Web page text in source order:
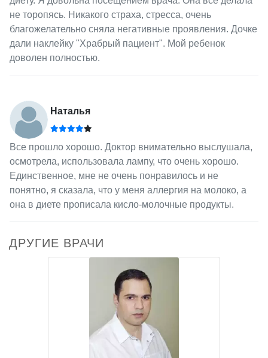
не торопясь. Никакого страха, стресса, очень
благожелательно сняла негативные проявления. Дочке
дали наклейку "Храбрый пациент". Мой ребенок
доволен полностью.
Наталья
Все прошло хорошо. Доктор внимательно выслушала,
осмотрела, использовала лампу, что очень хорошо.
Единственное, мне не очень понравилось и не
понятно, я сказала, что у меня аллергия на молоко, а
она в диете прописала кисло-молочные продукты.
ДРУГИЕ ВРАЧИ